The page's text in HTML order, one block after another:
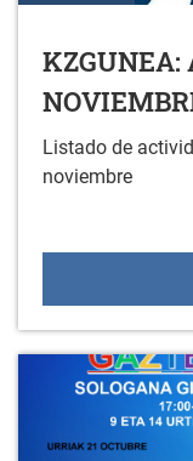
KZGUNEA:
Listado de
noviembre